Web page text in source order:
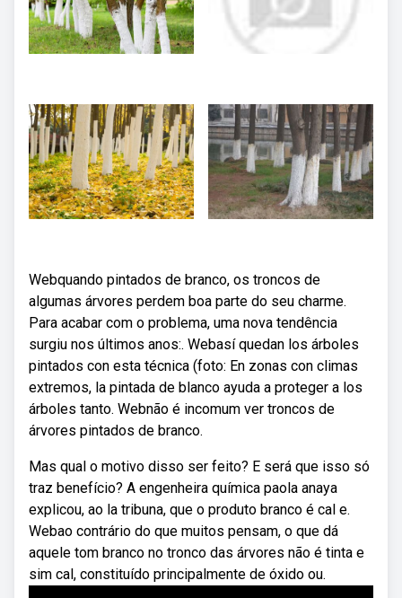
Webquando pintados de branco, os troncos de
algumas árvores perdem boa parte do seu charme.
Para acabar com o problema, uma nova tendência
surgiu nos últimos anos:. Webasí quedan los árboles
pintados con esta técnica (foto: En zonas con climas
extremos, la pintada de blanco ayuda a proteger a los
árboles tanto. Webnão é incomum ver troncos de
árvores pintados de branco.
Mas qual o motivo disso ser feito? E será que isso só
traz benefício? A engenheira química paola anaya
explicou, ao la tribuna, que o produto branco é cal e.
Webao contrário do que muitos pensam, o que dá
aquele tom branco no tronco das árvores não é tinta e
sim cal, constituído principalmente de óxido ou.